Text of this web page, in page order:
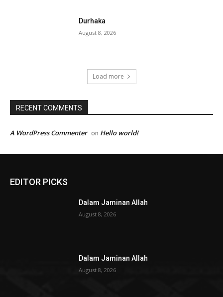
Durhaka
August 8, 2026
Load more
RECENT COMMENTS
A WordPress Commenter on Hello world!
EDITOR PICKS
Dalam Jaminan Allah
August 8, 2026
Dalam Jaminan Allah
August 8, 2026